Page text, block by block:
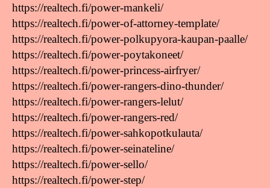
https://realtech.fi/power-mankeli/
https://realtech.fi/power-of-attorney-template/
https://realtech.fi/power-polkupyora-kaupan-paalle/
https://realtech.fi/power-poytakoneet/
https://realtech.fi/power-princess-airfryer/
https://realtech.fi/power-rangers-dino-thunder/
https://realtech.fi/power-rangers-lelut/
https://realtech.fi/power-rangers-red/
https://realtech.fi/power-sahkopotkulauta/
https://realtech.fi/power-seinateline/
https://realtech.fi/power-sello/
https://realtech.fi/power-step/